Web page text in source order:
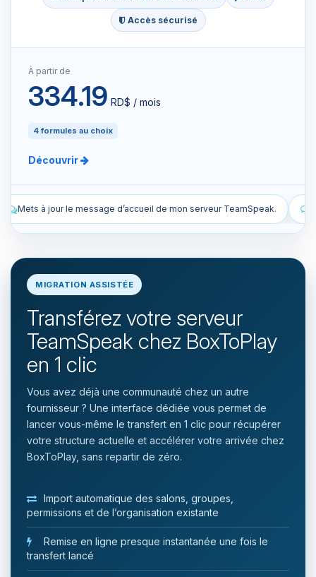
Accès sécurisé
À partir de
334.19 RD$ / mois
4 formules au choix
Découvrir
de mon serveur TeamSpeak. Liste les snapshots manuels et
MIGRATION ASSISTÉE
Transférez votre serveur
TeamSpeak chez BoxToPlay
en 1 clic
Vous avez déjà une communauté chez un autre
fournisseur ? Une interface dédiée vous permet de
lancer vous-même le transfert en 1 clic pour récupérer
votre structure actuelle et accélérer votre arrivée chez
BoxToPlay, sans repartir de zéro.
Import automatique des salons, groupes,
permissions et de l’organisation existante
Remise en ligne presque instantanée une fois le
transfert lancé